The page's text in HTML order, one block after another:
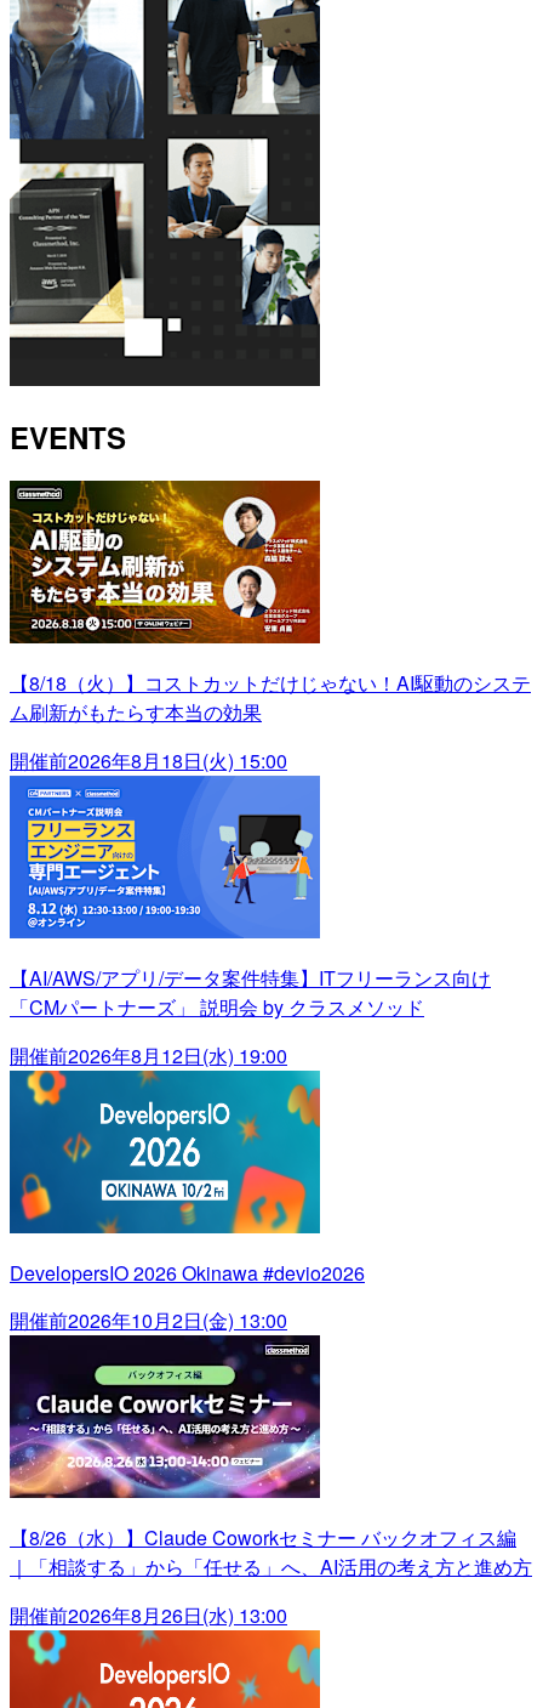
EVENTS
【8/18（火）】コストカットだけじゃない！AI駆動のシステ
ム刷新がもたらす本当の効果
開催前2026年8月18日(火) 15:00
【AI/AWS/アプリ/データ案件特集】ITフリーランス向け
「CMパートナーズ」 説明会 by クラスメソッド
開催前2026年8月12日(水) 19:00
DevelopersIO 2026 Okinawa #devio2026
開催前2026年10月2日(金) 13:00
【8/26（水）】Claude Coworkセミナー バックオフィス編
｜「相談する」から「任せる」へ、AI活用の考え方と進め方
開催前2026年8月26日(水) 13:00